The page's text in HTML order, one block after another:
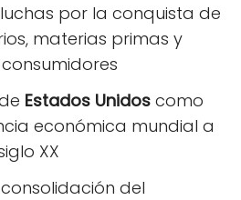
por la conquista de
materias primas y
Estados Unidos como
económica mundial a
XX
del